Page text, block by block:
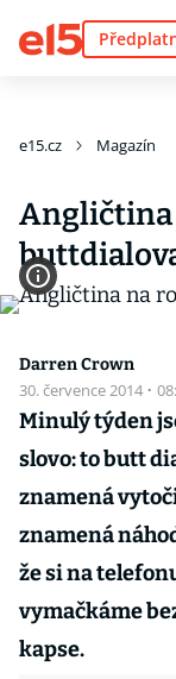
e15.cz Magazín
Angličtina
Darren Crown
30. července 2014 ·
Minulý týden
slovo: to butt
znamená
znamená
že si na
vymačkáme
kapse.